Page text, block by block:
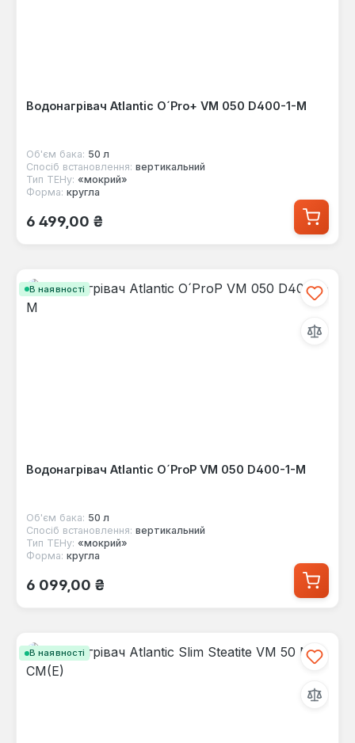
Водонагрівач Atlantic O´Pro+ VM 050 D400-1-M
Об'єм бака: 50 л
Спосіб встановлення: вертикальний
Тип ТЕНу: «мокрий»
Форма: кругла
Звичайна ціна:
6 499,00 ₴
В наявності
Водонагрівач Atlantic O´ProP VM 050 D400-1-M
Об'єм бака: 50 л
Спосіб встановлення: вертикальний
Тип ТЕНу: «мокрий»
Форма: кругла
Звичайна ціна:
6 099,00 ₴
В наявності